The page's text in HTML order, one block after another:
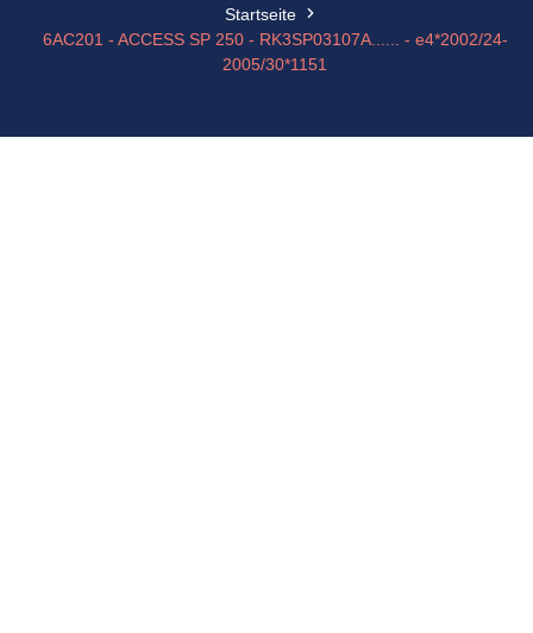
Startseite
6AC201 - ACCESS SP 250 - RK3SP03107A...... - e4*2002/24-
2005/30*1151